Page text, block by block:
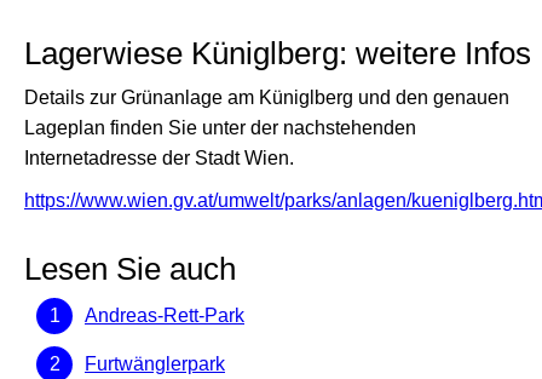
Lagerwiese Küniglberg: weitere Infos
Details zur Grünanlage am Küniglberg und den genauen
Lageplan finden Sie unter der nachstehenden
Internetadresse der Stadt Wien.
https://www.wien.gv.at/umwelt/parks/anlagen/
Lesen Sie auch
Andreas-Rett-Park
Furtwänglerpark